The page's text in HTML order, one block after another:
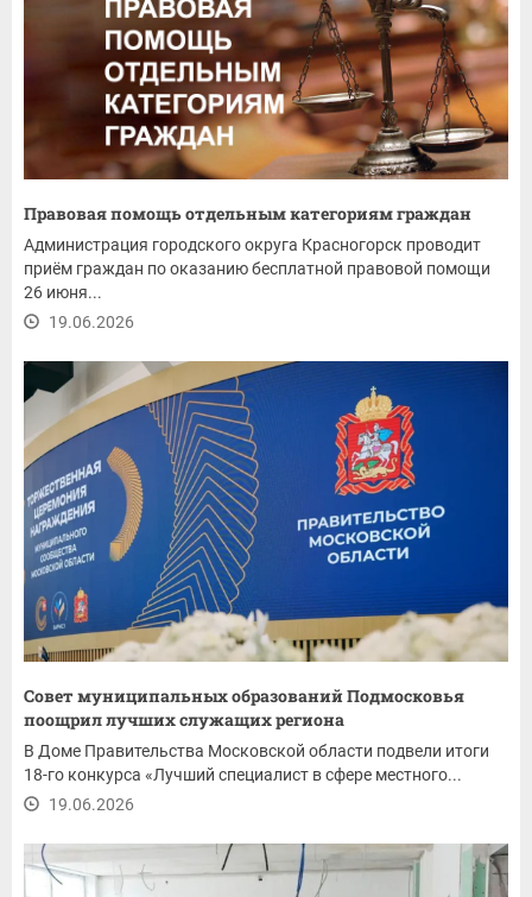
Правовая помощь отдельным категориям граждан
Администрация городского округа Красногорск проводит
приём граждан по оказанию бесплатной правовой помощи
26 июня...
19.06.2026
Совет муниципальных образований Подмосковья
поощрил лучших служащих региона
В Доме Правительства Московской области подвели итоги
18-го конкурса «Лучший специалист в сфере местного...
19.06.2026